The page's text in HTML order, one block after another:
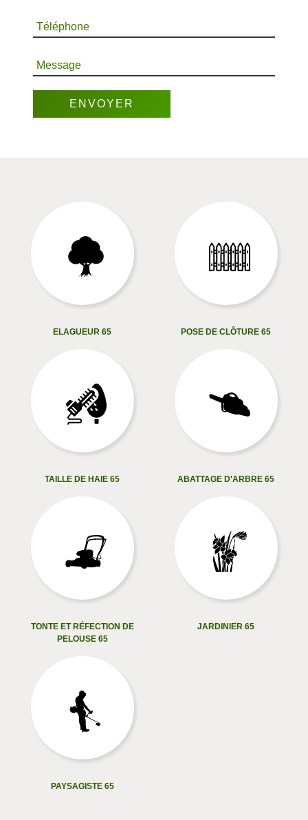
Téléphone
Message
ELAGUEUR 65 POSE DE CLÔTURE 65
TAILLE DE HAIE 65 ABATTAGE D'ARBRE 65
TONTE ET RÉFECTION DE
PELOUSE 65
JARDINIER 65
PAYSAGISTE 65